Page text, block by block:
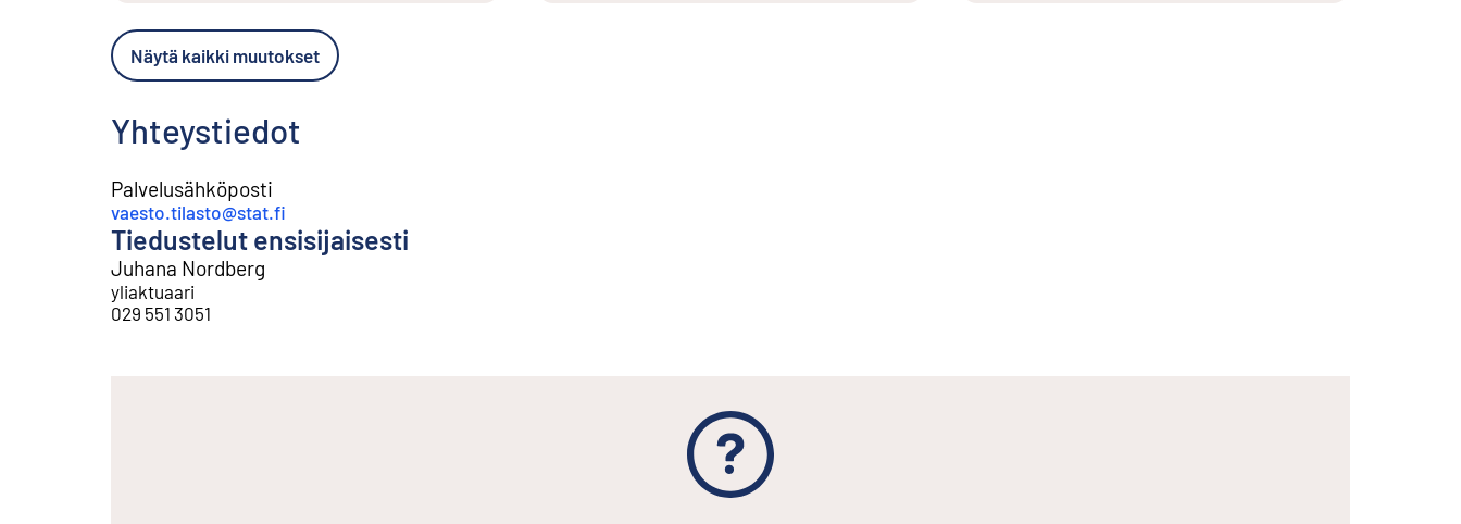
Näytä kaikki muutokset
Yhteystiedot
Palvelusähköposti
vaesto.tilasto@stat.fi
Tiedustelut ensisijaisesti
Juhana Nordberg
yliaktuaari
029 551 3051